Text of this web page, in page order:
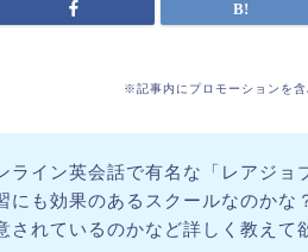
※記事内にプロモーションを含
ライン英会話で有名な「レアジョ
にも効果のあるスクールなのかな
されているのかなど詳しく教えて